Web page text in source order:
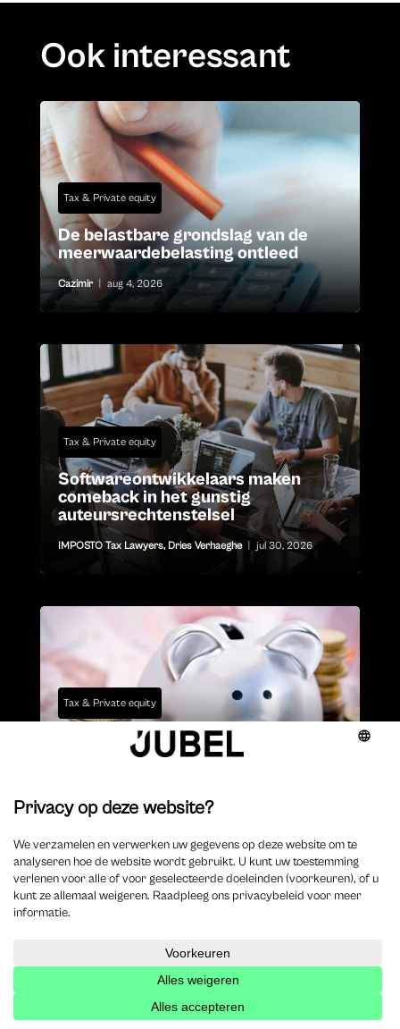
Ook interessant
Tax & Private equity
De belastbare grondslag van de
meerwaardebelasting ontleed
Cazimir aug 4, 2026
Tax & Private equity
Softwareontwikkelaars maken
comeback in het gunstig
auteursrechtenstelsel
IMPOSTO Tax Lawyers, Dries Verhaeghe jul 30, 2026
Tax & Private equity
Indiciaire taxatie: enkel een
rekeningsaldo is niet voldoende
Blijf op de hoogte
Schrijf je in voor de nieuwsbrief
Inschrijven